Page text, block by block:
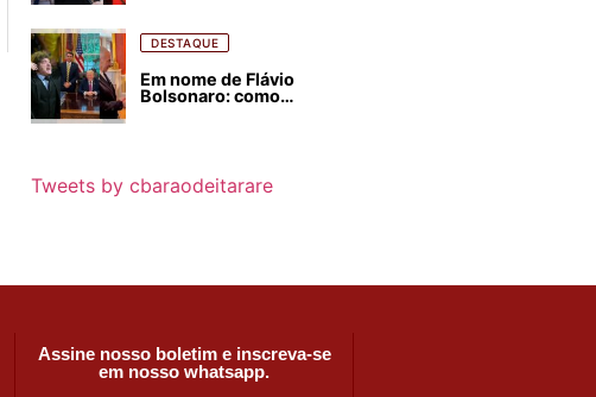
DESTAQUE
Em nome de Flávio
Bolsonaro: como
Tweets by cbaraodeitarare
Assine nosso boletim e inscreva-se
em nosso whatsapp.